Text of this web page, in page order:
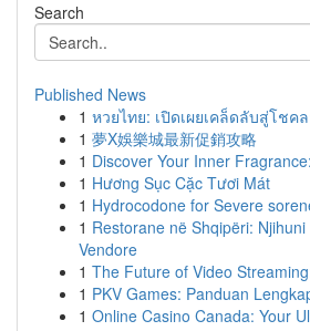
Search
Published News
1 หวยไทย: เปิดเผยเคล็ดลับสู่โชค
1 夢X娛樂城最新促銷攻略
1 Discover Your Inner
1 Hương Sục Cặc Tươi Mát
1 Hydrocodone for Severe
1 Restorane në Shqipëri:
Vendore
1 The Future of Video
1 PKV Games: Panduan
1 Online Casino Canada: Your